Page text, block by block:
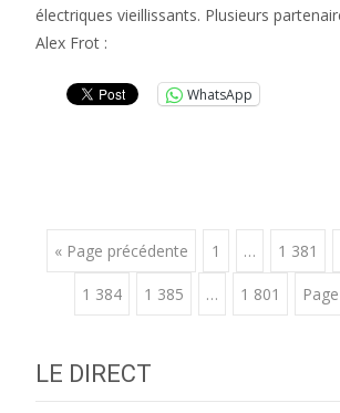
électriques vieillissants. Plusieurs
Alex Frot :
WhatsApp
Posts
navigation
« Page précédente 1 … 1 381
1 384 1 385 … 1 801
LE DIRECT